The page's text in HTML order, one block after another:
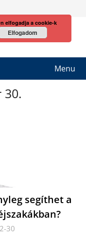
Menu
30.
segíthet a
30
elfogadja a cookie-k
Elfogadom